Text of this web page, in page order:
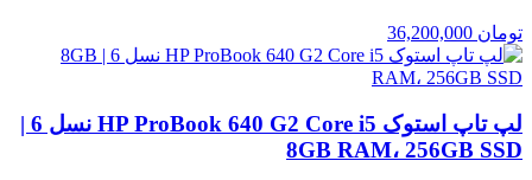
تومان
لپ تاپ استوک HP ProBook 640 G2 Core i5 نسل 6 |
8GB RAM، 256GB SSD